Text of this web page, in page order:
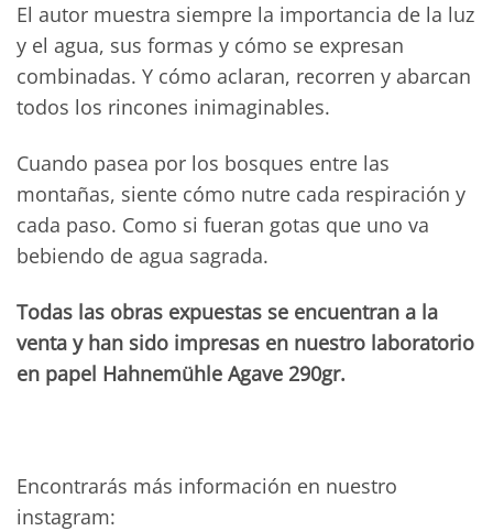
El autor muestra siempre la importancia de la luz
y el agua, sus formas y cómo se expresan
combinadas. Y cómo aclaran, recorren y abarcan
todos los rincones inimaginables.
Cuando pasea por los bosques entre las
montañas, siente cómo nutre cada respiración y
cada paso. Como si fueran gotas que uno va
bebiendo de agua sagrada.
Todas las obras expuestas se encuentran a la
venta y han sido impresas en nuestro laboratorio
en papel Hahnemühle Agave 290gr.
Encontrarás más información en nuestro
instagram: